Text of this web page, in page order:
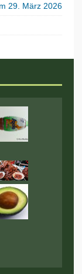
29. März 2026